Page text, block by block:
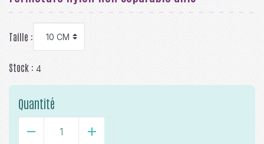
Taille :
Stock : 4
Quantité
- +